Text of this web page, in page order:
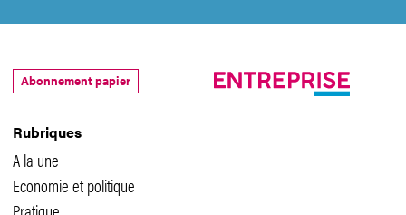
Rubriques
A la une
Economie et politique
Abonnement papier